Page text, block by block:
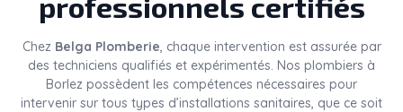
Chez Belga Plomberie , chaque intervention est assurée par
des techniciens qualifiés et expérimentés. Nos plombiers à
Borlez possèdent les compétences nécessaires pour
intervenir sur tous types d’installations sanitaires, que ce soit